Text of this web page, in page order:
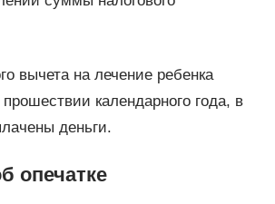
вычета на лечение ребенка
календарного года, в
деньги.
опечатке